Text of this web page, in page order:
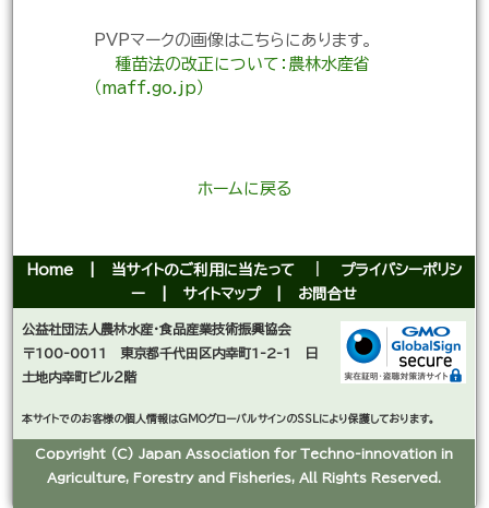
PVPマークの画像はこちらにあります。
種苗法の改正について：農林水産省
（maff.go.jp）
ホームに戻る
Home 当サイトのご利用に当たって
プライバシーポリシ
ー |サイトマップ| お問合せ
公益社団法人農林水産・食品産業技術振興協会
〒100-0011 東京都千代田区内幸町1-2-1 日
土地内幸町ビル２階
本サイトでのお客様の個人情報はGMOグローバルサインのSSLにより保護しております。
Copyright (C) Japan Association for Techno-innovation in
Agriculture, Forestry and Fisheries, All Rights Reserved.